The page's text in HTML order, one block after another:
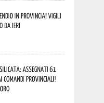
in Provincia! Vigili
da ieri
assegnati 61
Comandi provinciali!